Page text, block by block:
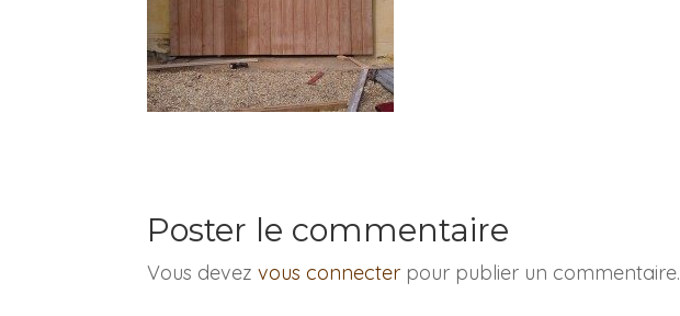
Poster le commentaire
Vous devezvous connecter pour publier un commentaire.